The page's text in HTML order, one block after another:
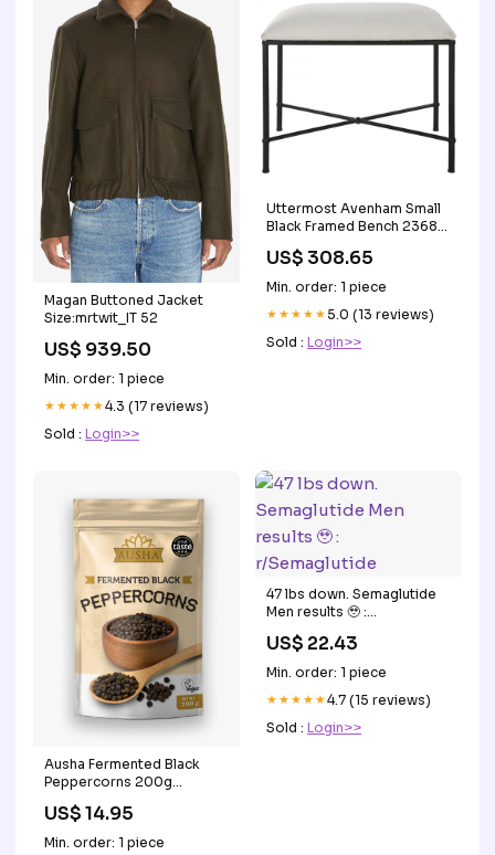
Magan Buttoned Jacket
Size:mrtwit_IT 52
US$ 939.50
Min. order: 1 piece
★★★★★4.3 (17 reviews)
Sold : Login>>
Uttermost Avenham Small
Black Framed Bench 23680
US$ 308.65
Min. order: 1 piece
★★★★★5.0 (13 reviews)
Sold : Login>>
Ausha Fermented Black
Peppercorns 200g
US$ 14.95
Min. order: 1 piece
47 lbs down. Semaglutide
Men results 🥹 :
US$ 22.43
Min. order: 1 piece
★★★★★4.7 (15 reviews)
Sold : Login>>